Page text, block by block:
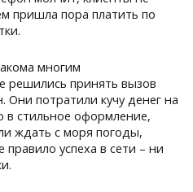
пришла пора платить по
многим
решились принять вызов
Они потратили кучу денег на
в стильное оформление,
ждать с моря погоды,
успеха в сети – ни